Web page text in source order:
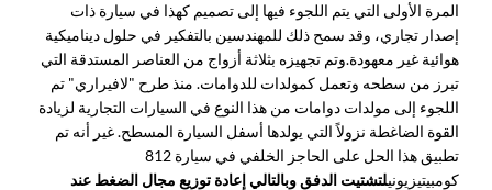
المرة الأولى التي يتم اللجوء فيها إلى تصميم كهذا في سيارة ذات
إصدار تجاري، وقد سمح ذلك للمهندسين بالتفكير في حلول ديناميكية
هوائية غير معهودة.وتم تجهيزه بثلاثة أزواج من العناصر المستدقة التي
تبرز من سطحه وتعمل كمولدات للدوامات. منذ طرح "لافيراري" تم
اللجوء إلى مولدات دوامات من هذا النوع في السيارات التجارية لزيادة
القوة الضاغطة نزولاً التي يولدها أسفل السيارة المسطح. غير أنه تم
تطبيق هذا الحل على الحاجز الخلفي في سيارة 812
كومبيتيزيونيلتشتيت الدفق وبالتالي إعادة توزيع مجال الضغط عند